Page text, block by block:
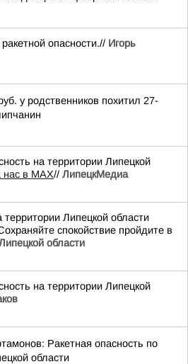
опасности.// Игорь
у родственников похитил 27-
на территории Липецкой
нас в МАХ// ЛипецкМедиа
территории Липецкой области
спокойствие пройдите в
области
на территории Липецкой
Ракетная опасность по
области